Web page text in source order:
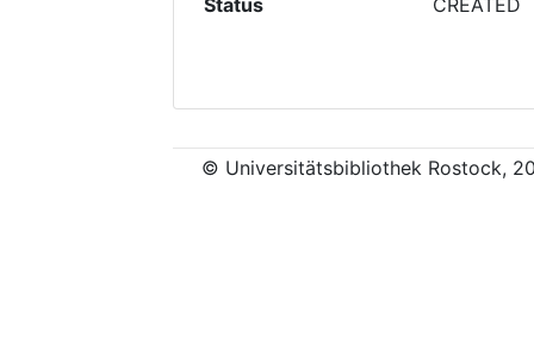
Status CREATED
© Universitätsbibliothek Rostock,